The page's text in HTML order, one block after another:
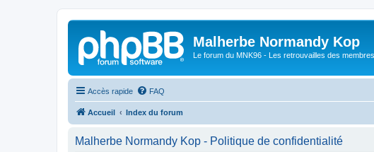
Malherbe Normandy Kop
Le forum du MNK96 - Les retrouvailles des
Accès rapide FAQ
Accueil Index du forum
Malherbe Normandy Kop - Politique de confidentialité